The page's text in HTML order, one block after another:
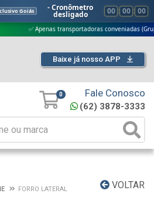
Goiás - Cronômetro
desligado 00 : 00 : 00
✅ Apenas transportadoras conveniadas (Grupo G5)
Baixe já nosso APP
0 Fale Conosco
(62) 3878-3333
VOLTAR
FORRO LATERAL